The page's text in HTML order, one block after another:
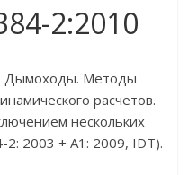
2:2010
Дымоходы. Методы
расчетов.
нескольких
2: 2003 + А1: 2009, IDT).